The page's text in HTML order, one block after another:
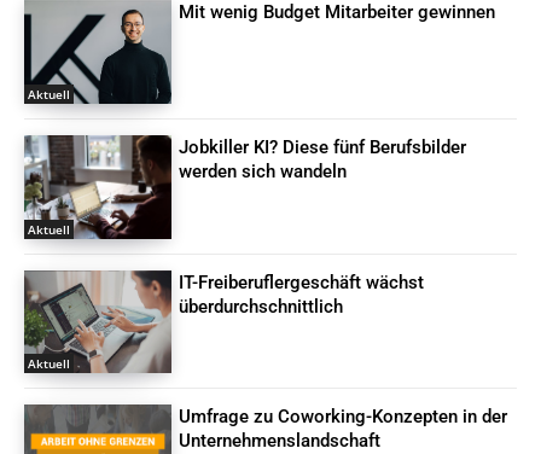
Aktuell
Mit wenig Budget Mitarbeiter gewinnen
Aktuell
Jobkiller KI? Diese fünf Berufsbilder
werden sich wandeln
Aktuell
IT-Freiberuflergeschäft wächst
überdurchschnittlich
Umfrage zu Coworking-Konzepten in der
Unternehmenslandschaft